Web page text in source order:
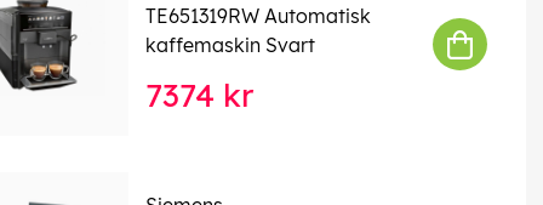
TE651319RW Automatisk
kaffemaskin Svart
7374 kr